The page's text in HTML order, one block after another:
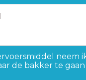
neem
de bakker te gaan